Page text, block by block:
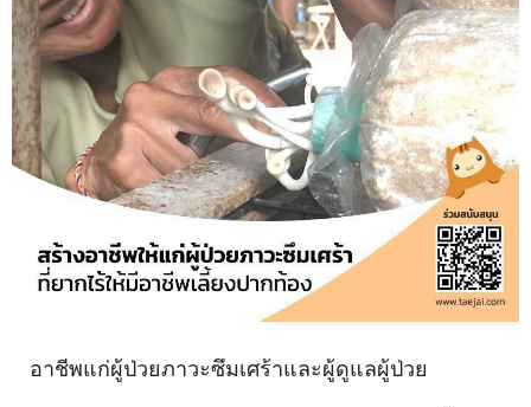
อาชีพแก่ผู้ป่วยภาวะซึมเศร้าและผู้ดูแลผู้ป่วย